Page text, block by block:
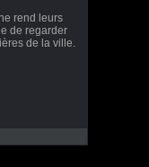
rend leurs
de regarder
de la ville.